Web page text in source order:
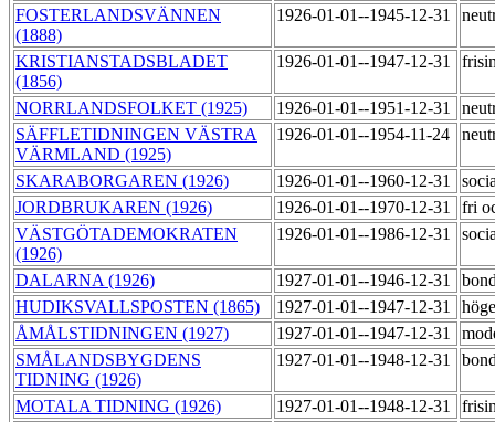
FOSTERLANDSVÄNNEN
(1888)
1926-01-01--1945-12-31
KRISTIANSTADSBLADET
(1856)
1926-01-01--1947-12-31
NORRLANDSFOLKET (1925) 1926-01-01--1951-12-31
SÄFFLETIDNINGEN VÄSTRA
VÄRMLAND (1925)
1926-01-01--1954-11-24
SKARABORGAREN (1926) 1926-01-01--1960-12-31
JORDBRUKAREN (1926)
1926-01-01--1970-12-31
fri
VÄSTGÖTADEMOKRATEN
(1926)
1926-01-01--1986-12-31
DALARNA (1926) 1927-01-01--1946-12-31
HUDIKSVALLSPOSTEN (1865)
1927-01-01--1947-12-31
ÅMÅLSTIDNINGEN (1927)
1927-01-01--1947-12-31
SMÅLANDSBYGDENS
TIDNING (1926)
1927-01-01--1948-12-31
MOTALA TIDNING (1926) 1927-01-01--1948-12-31